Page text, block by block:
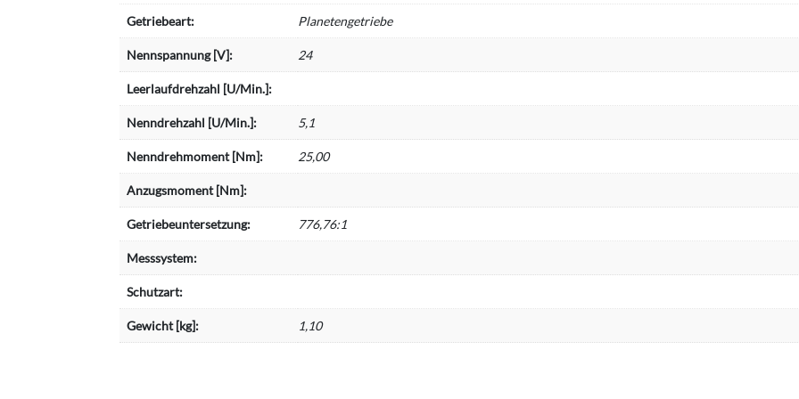
Getriebeart: Planetengetriebe
Nennspannung [V]: 24
Leerlaufdrehzahl [U/Min.]:
Nenndrehzahl [U/Min.]: 5,1
Nenndrehmoment [Nm]: 25,00
Anzugsmoment [Nm]:
Getriebeuntersetzung: 776,76:1
Messsystem:
Schutzart:
Gewicht [kg]: 1,10